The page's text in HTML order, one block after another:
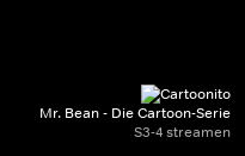
Mr. Bean - Die Cartoon-Serie
S3-4 streamen